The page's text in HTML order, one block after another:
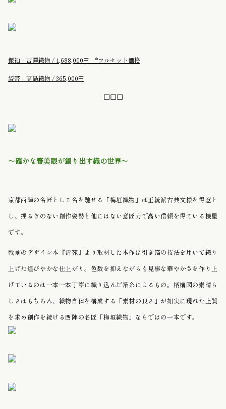
振袖：吉澤織物 / 1,688,000円 *フルセット価格
袋帯：高島織物 / 365,000円
◻︎◻︎◻︎
〜確かな審美眼が創り出す織の世界〜
京都西陣の名匠として名を馳せる「梅垣織物」は正統派古典文様を得意と
し、揺るぎのない創作姿勢と他にはない意匠力で高い信頼を得ている機屋
です。
戦前のデザイン本『清苑』より取材した本作は引き箔の技法を用いて織り
上げた煌びやかな仕上がり。色数を抑えながらも見事な華やかさを作り上
げているのは一本一本丁寧に織り込んだ箔糸によるもの。柄構図の素晴ら
しさはもちろん、織物自体を構成する「素材の良さ」が如実に現れた 上質
を求め創作を続ける西陣の名匠「梅垣織物」ならではの一本です。